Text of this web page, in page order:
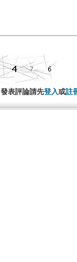
發表評論請先登入或註